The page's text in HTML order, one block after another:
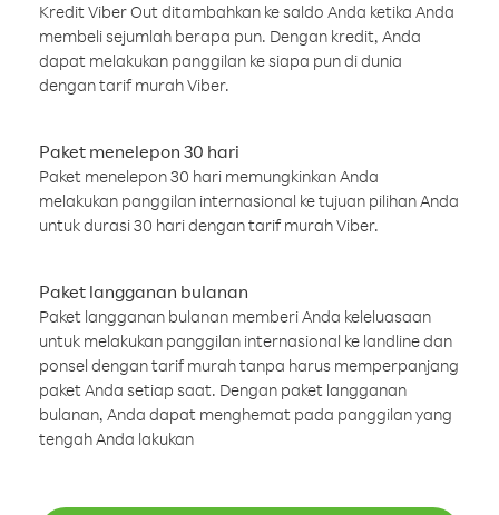
Kredit Viber Out ditambahkan ke saldo Anda ketika Anda
membeli sejumlah berapa pun. Dengan kredit, Anda
dapat melakukan panggilan ke siapa pun di dunia
dengan tarif murah Viber.
Paket menelepon 30 hari
Paket menelepon 30 hari memungkinkan Anda
melakukan panggilan internasional ke tujuan pilihan Anda
untuk durasi 30 hari dengan tarif murah Viber.
Paket langganan bulanan
Paket langganan bulanan memberi Anda keleluasaan
untuk melakukan panggilan internasional ke landline dan
ponsel dengan tarif murah tanpa harus memperpanjang
paket Anda setiap saat. Dengan paket langganan
bulanan, Anda dapat menghemat pada panggilan yang
tengah Anda lakukan